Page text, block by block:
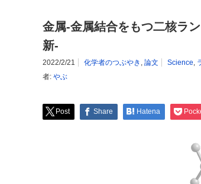
金属-金属結合をもつ二核ラ
新-
2022/2/21 化学者のつぶやき , 論文 Science,
者: やぶ
Post Share Hatena